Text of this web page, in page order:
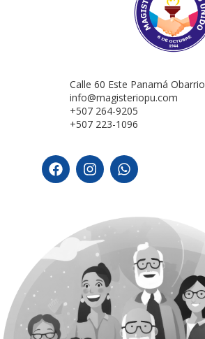
Calle 60 Este Panamá Obarrio
info@magisteriopu.com
+507 264-9205
+507 223-1096